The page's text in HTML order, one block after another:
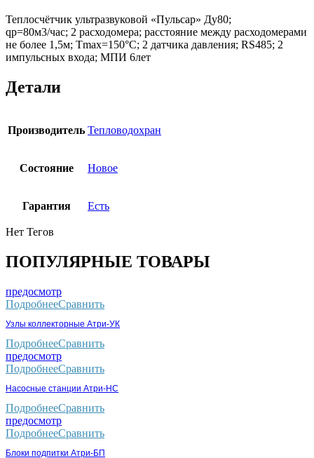
Теплосчётчик ультразвуковой «Пульсар» Ду80;
qp=80м3/час; 2 расходомера; расстояние между расходомерами
не более 1,5м; Tmax=150°С; 2 датчика давления; RS485; 2
импульсных входа; МПИ 6лет
Детали
Производитель Тепловодохран
Состояние Новое
Гарантия Есть
Нет Тегов
ПОПУЛЯРНЫЕ ТОВАРЫ
предосмотр
ПодробнееСравнить
Узлы коллекторные Атри-УК
ПодробнееСравнить
предосмотр
ПодробнееСравнить
Насосные станции Атри-НС
ПодробнееСравнить
предосмотр
ПодробнееСравнить
Блоки подпитки Атри-БП